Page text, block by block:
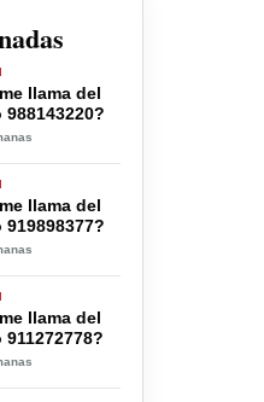
llama del
llama del
llama del